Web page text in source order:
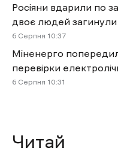
Росіяни вдарили по
двоє людей загинули
6 Cерпня 10:37
Міненерго
перевірки
6 Cерпня 10:31
Читай